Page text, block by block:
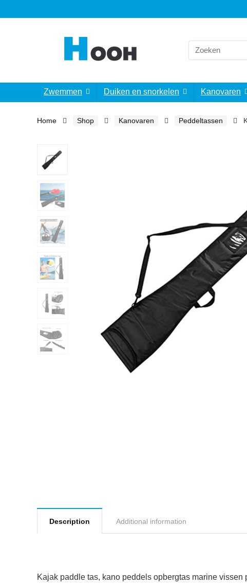
Search
for:
Zwemmen Duiken en snorkelen Kanovaren
Home Shop Kanovaren Peddeltassen
Description Additional information
Kajak paddle tas, kano peddels opbergtas marine